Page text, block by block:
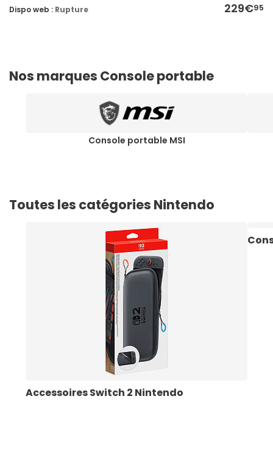
229€95
Dispo web : Rupture
Nos marques Console portable
Console portable MSI
Toutes les catégories Nintendo
Accessoires Switch 2 Nintendo